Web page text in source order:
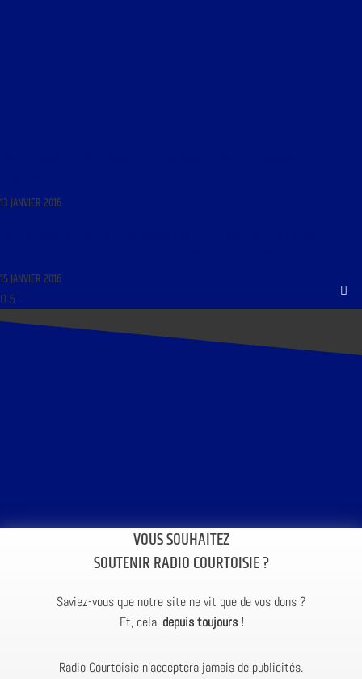
13 JANVIER 2016
15 JANVIER 2016
VOUS SOUHAITEZ
SOUTENIR RADIO COURTOISIE ?
Saviez-vous que notre site ne vit que de vos dons ?
Et, cela, depuis toujours !
Radio Courtoisie n’acceptera jamais de publicités.